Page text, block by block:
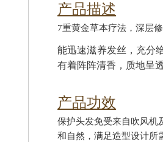
产品描述
7重黄金草本疗法，深层
能迅速滋养发丝，充分
有着阵阵清香，质地呈
产品功效
保护头发免受来自吹风机
和自然，满足造型设计所